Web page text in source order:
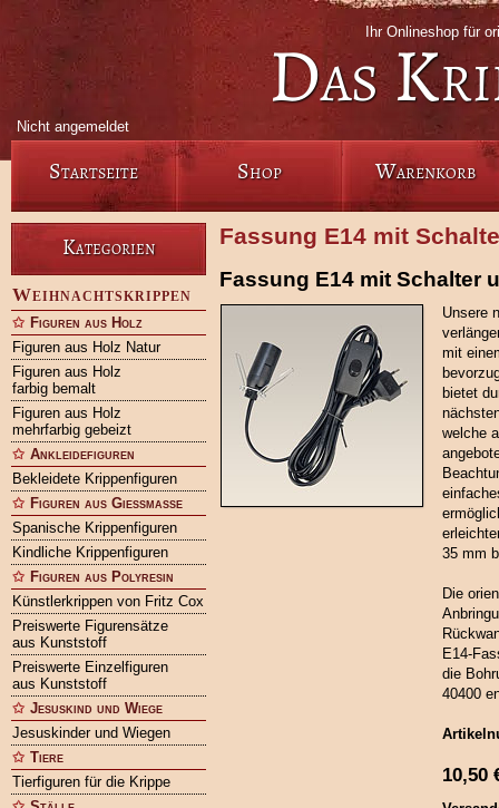
Ihr Onlineshop für
Das
Nicht angemeldet
Startseite Shop Warenkorb
Kategorien
Weihnachtskrippen
Figuren aus Holz
Figuren aus Holz Natur
Figuren aus Holz
farbig bemalt
Figuren aus Holz
mehrfarbig gebeizt
Ankleidefiguren
Bekleidete Krippenfiguren
Figuren aus Gießmasse
Spanische Krippenfiguren
Kindliche Krippenfiguren
Figuren aus Polyresin
Künstlerkrippen von Fritz Cox
Preiswerte Figurensätze
aus Kunststoff
Preiswerte Einzelfiguren
aus Kunststoff
Jesuskind und Wiege
Jesuskinder und Wiegen
Tiere
Tierfiguren für die Krippe
Fassung E14 mit
Fassung E14 mit Schalter
Unsere
mit
bietet
welche
35 mm
Die
E14-
die
40400
10,50